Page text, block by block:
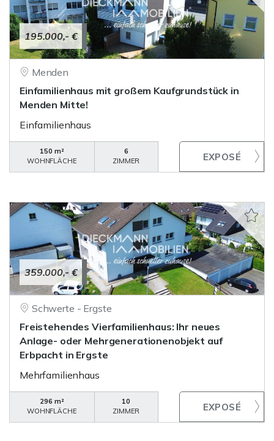
195.000,- €
Menden
Einfamilienhaus mit großem Kaufgrundstück in
Menden Mitte!
Einfamilienhaus
150 m²
WOHNFLÄCHE
6
ZIMMER
359.000,- €
Schwerte - Ergste
Freistehendes Vierfamilienhaus: Ihr neues
Anlage- oder Mehrgenerationenobjekt auf
Erbpacht in Ergste
Mehrfamilienhaus
296 m²
WOHNFLÄCHE
10
ZIMMER